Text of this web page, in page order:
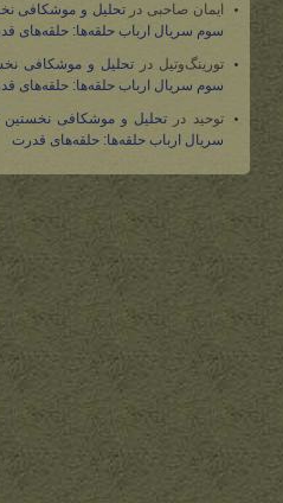
ایمان صاحبی درتحلیل و موشکافی
سوم سریال ارباب حلقه‌ها: حلقه‌های
تورینگ‌وتیل درتحلیل و موشکافی
سوم سریال ارباب حلقه‌ها: حلقه‌های
توحید در تحلیل و موشکافی
سریال ارباب حلقه‌ها: حلقه‌های قدرت